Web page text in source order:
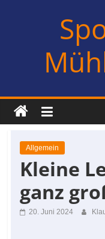
Allgemein
Kleine
ganz
20. Juni 2024